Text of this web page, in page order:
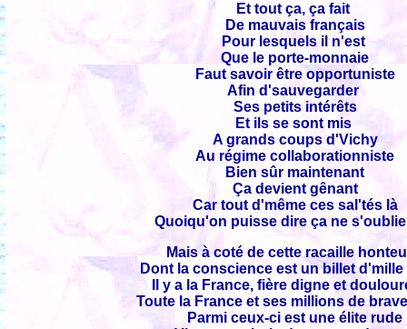
Et tout ça, ça fait
De mauvais français
Pour lesquels il n'est
Que le porte-monnaie
Faut savoir être opportuniste
Afin d'sauvegarder
Ses petits intérêts
Et ils se sont mis
A grands coups d'Vichy
Au régime collaborationniste
Bien sûr maintenant
Ça devient gênant
Car tout d'même ces sal'tés là
Quoiqu'on puisse dire ça ne
Mais à coté de cette racaille
Dont la conscience est un billet
Il y a la France, fière digne et
Toute la France et ses millions de
Parmi ceux-ci est une élite rude